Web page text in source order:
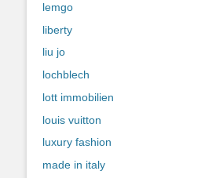
lemgo
liberty
liu jo
lochblech
lott immobilien
louis vuitton
luxury fashion
made in italy